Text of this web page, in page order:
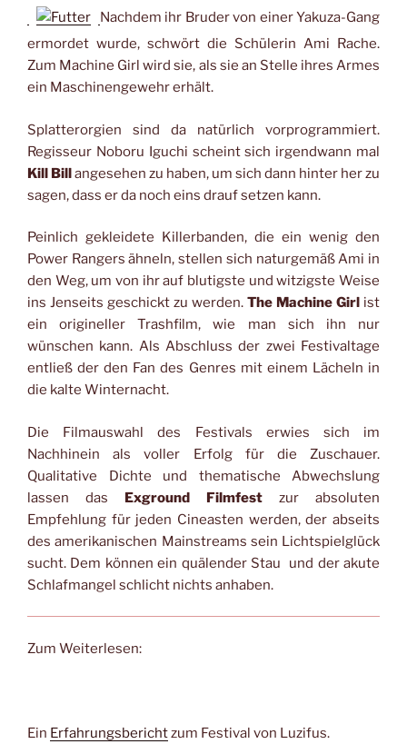
Nachdem ihr Bruder von einer Yakuza-Gang
ermordet wurde, schwört die Schülerin Ami Rache.
Zum Machine Girl wird sie, als sie an Stelle ihres Armes
ein Maschinengewehr erhält.
Splatterorgien sind da natürlich vorprogrammiert.
Regisseur Noboru Iguchi scheint sich irgendwann mal
Kill Billangesehen zu haben, um sich dann hinter her zu
sagen, dass er da noch eins drauf setzen kann.
Peinlich gekleidete Killerbanden, die ein wenig den
Power Rangers ähneln, stellen sich naturgemäß Ami in
den Weg, um von ihr auf blutigste und witzigste Weise
ins Jenseits geschickt zu werden. The Machine Girl ist
ein origineller Trashfilm, wie man sich ihn nur
wünschen kann. Als Abschluss der zwei Festivaltage
entließ der den Fan des Genres mit einem Lächeln in
die kalte Winternacht.
Die Filmauswahl des Festivals erwies sich im
Nachhinein als voller Erfolg für die Zuschauer.
Qualitative Dichte und thematische Abwechslung
lassen das Exground Filmfest zur absoluten
Empfehlung für jeden Cineasten werden, der abseits
des amerikanischen Mainstreams sein Lichtspielglück
sucht. Dem können ein quälender Stau und der akute
Schlafmangel schlicht nichts anhaben.
Zum Weiterlesen:
Ein Erfahrungsberichtzum Festival von Luzifus.